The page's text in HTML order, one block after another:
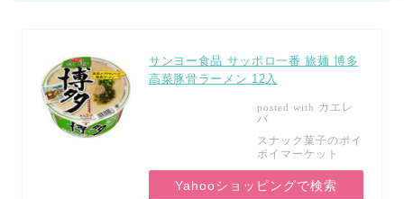
サンヨー食品 サッポロ一番 旅麺 博多
高菜豚骨ラーメン 12入
posted with カエレ
バ
スナック菓子のポイ
ポイマーケット
Yahooショッピングで検索